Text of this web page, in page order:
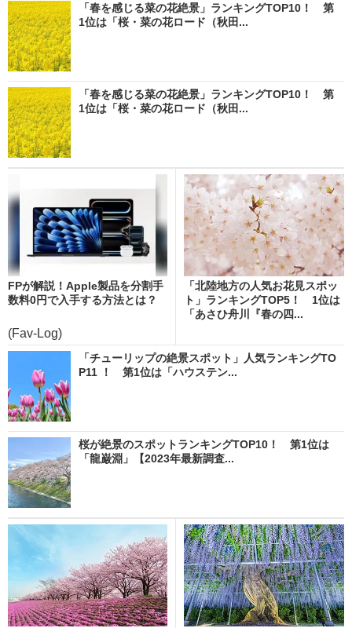
「春を感じる菜の花絶景」ランキングTOP10！ 第
1位は「桜・菜の花ロード（秋田...
「春を感じる菜の花絶景」ランキングTOP10！ 第
1位は「桜・菜の花ロード（秋田...
FPが解説！Apple製品を分割手
数料0円で入手する方法とは？
(Fav-Log)
「北陸地方の人気お花見スポッ
ト」ランキングTOP5！ 1位は
「あさひ舟川『春の四...
「チューリップの絶景スポット」人気ランキングTO
P11 ！ 第1位は「ハウステン...
桜が絶景のスポットランキングTOP10！ 第1位は
「龍巌淵」【2023年最新調査...